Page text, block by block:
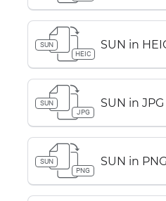
SUN
HEIC
SUN in
SUN
JPG
SUN in
SUN
PNG
SUN in